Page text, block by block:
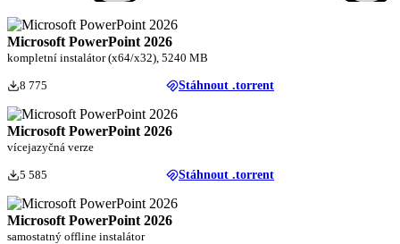
Microsoft PowerPoint 2026
kompletní instalátor (x64/x32), 5240 MB
8 775 Stáhnout .torrent
Microsoft PowerPoint 2026
vícejazyčná verze
5 585 Stáhnout .torrent
Microsoft PowerPoint 2026
samostatný offline instalátor